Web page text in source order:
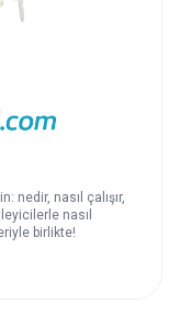
nedir, nasıl çalışır,
nasıl
birlikte!